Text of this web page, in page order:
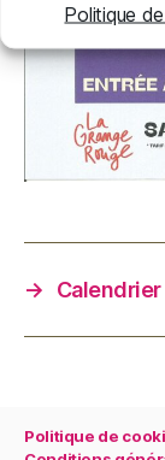
Politique
→
Politique de